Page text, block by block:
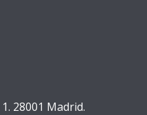
28001 Madrid.